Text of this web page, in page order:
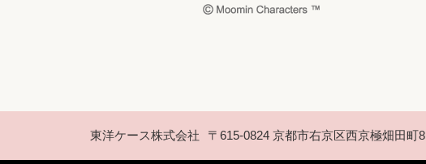
東洋ケース株式会社 〒615-0824 京都市右京区西京極畑田町8